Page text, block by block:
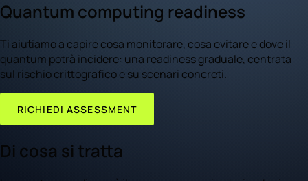
Quantum computing readiness
Ti aiutiamo a capire cosa monitorare, cosa evitare e dove il
quantum potrà incidere: una readiness graduale, centrata
sul rischio crittografico e su scenari concreti.
RICHIEDI ASSESSMENT
Di cosa si tratta